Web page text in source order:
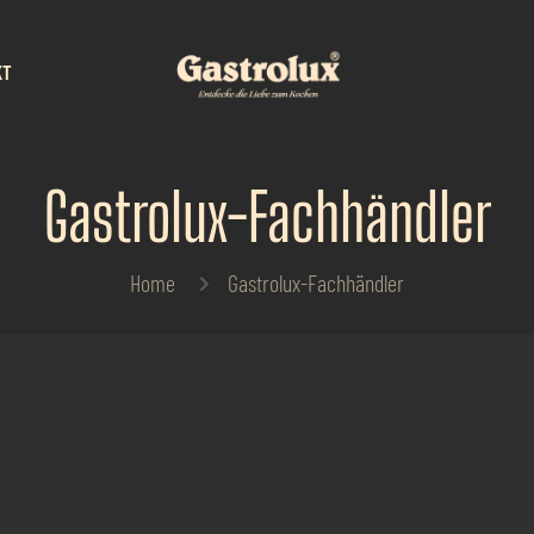
Gastrolux-Fachhändler
Home Gastrolux-Fachhändler